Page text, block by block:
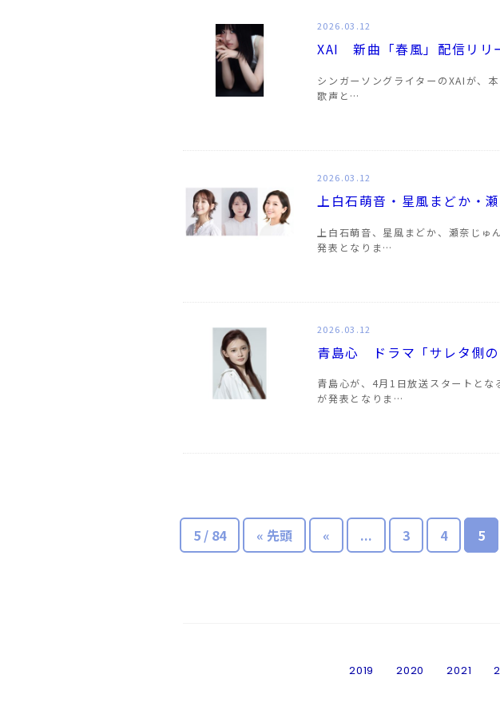
2026.03.12
XAI 新曲「春風」配信リリ
シンガーソングライターのXAIが、
歌声と…
2026.03.12
上白石萌音・星風まどか・
上白石萌音、星風まどか、瀬奈じ
発表となりま…
2026.03.12
青島心 ドラマ「サレタ側の
青島心が、4月1日放送スタートとな
が発表となりま…
5 / 84 « 先頭 « ... 3 4 5
2019 2020 2021